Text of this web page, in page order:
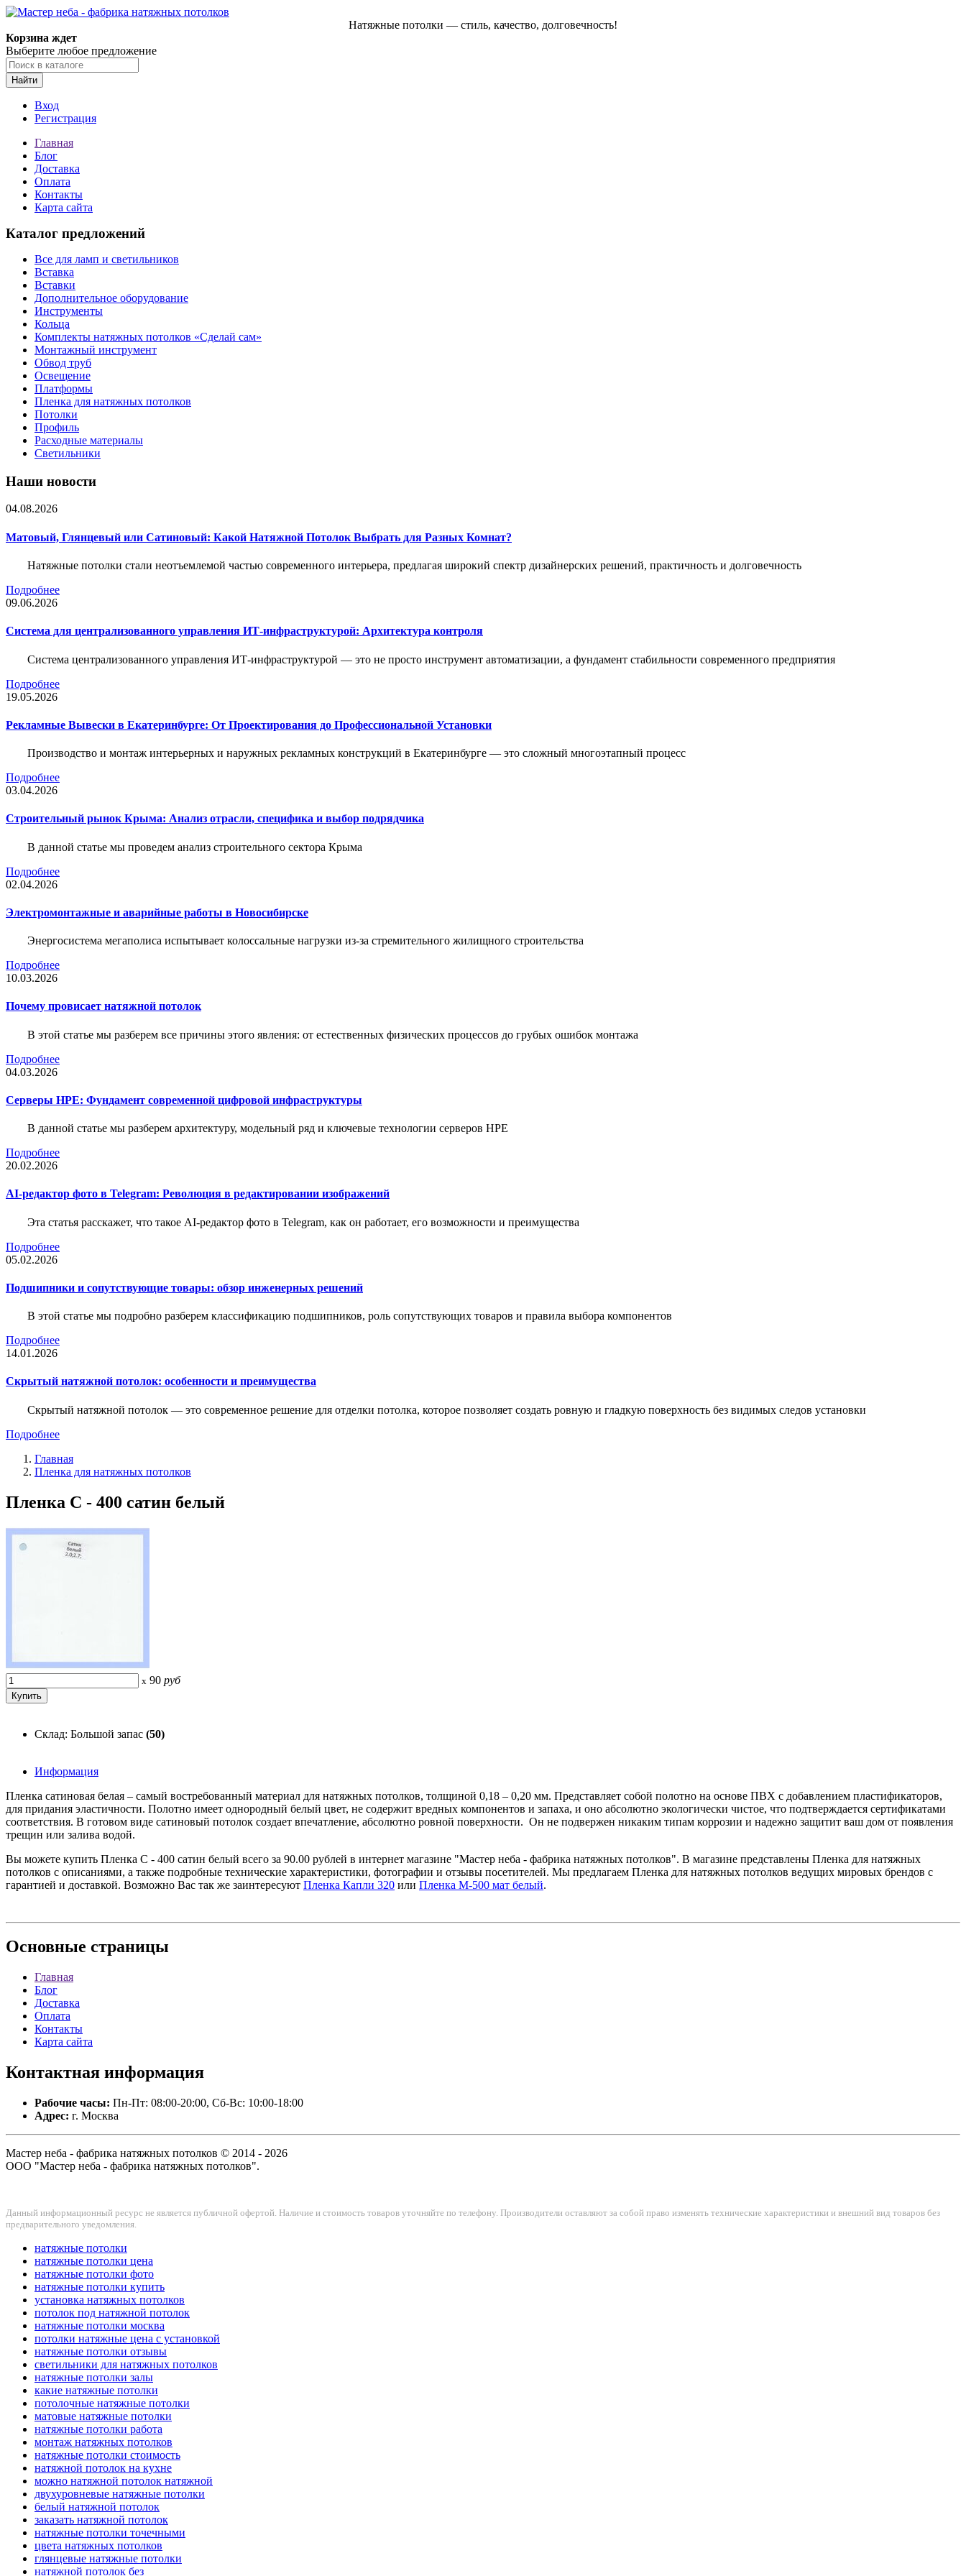
Натяжные потолки — стиль, качество, долговечность!
Корзина ждет
Выберите любое предложение
Найти
Вход
Регистрация
Главная
Блог
Доставка
Оплата
Контакты
Карта сайта
Каталог предложений
Все для ламп и светильников
Вставка
Вставки
Дополнительное оборудование
Инструменты
Кольца
Комплекты натяжных потолков «Сделай сам»
Монтажный инструмент
Обвод труб
Освещение
Платформы
Пленка для натяжных потолков
Потолки
Профиль
Расходные материалы
Светильники
Наши новости
04.08.2026
Матовый, Глянцевый или Сатиновый: Какой Натяжной Потолок Выбрать для Разных Комнат?
Натяжные потолки стали неотъемлемой частью современного интерьера, предлагая широкий спектр дизайнерских решений, практичность и долговечность
Подробнее
09.06.2026
Система для централизованного управления ИТ-инфраструктурой: Архитектура контроля
Система централизованного управления ИТ-инфраструктурой — это не просто инструмент автоматизации, а фундамент стабильности современного предприятия
Подробнее
19.05.2026
Рекламные Вывески в Екатеринбурге: От Проектирования до Профессиональной Установки
Производство и монтаж интерьерных и наружных рекламных конструкций в Екатеринбурге — это сложный многоэтапный процесс
Подробнее
03.04.2026
Строительный рынок Крыма: Анализ отрасли, специфика и выбор подрядчика
В данной статье мы проведем анализ строительного сектора Крыма
Подробнее
02.04.2026
Электромонтажные и аварийные работы в Новосибирске
Энергосистема мегаполиса испытывает колоссальные нагрузки из-за стремительного жилищного строительства
Подробнее
10.03.2026
Почему провисает натяжной потолок
В этой статье мы разберем все причины этого явления: от естественных физических процессов до грубых ошибок монтажа
Подробнее
04.03.2026
Серверы HPE: Фундамент современной цифровой инфраструктуры
В данной статье мы разберем архитектуру, модельный ряд и ключевые технологии серверов HPE
Подробнее
20.02.2026
AI-редактор фото в Telegram: Революция в редактировании изображений
Эта статья расскажет, что такое AI-редактор фото в Telegram, как он работает, его возможности и преимущества
Подробнее
05.02.2026
Подшипники и сопутствующие товары: обзор инженерных решений
В этой статье мы подробно разберем классификацию подшипников, роль сопутствующих товаров и правила выбора компонентов
Подробнее
14.01.2026
Скрытый натяжной потолок: особенности и преимущества
Скрытый натяжной потолок — это современное решение для отделки потолка, которое позволяет создать ровную и гладкую поверхность без видимых следов установки
Подробнее
Главная
Пленка для натяжных потолков
Пленка С - 400 сатин белый
x 90 руб
Склад: Большой запас (50)
Информация
Пленка сатиновая белая – самый востребованный материал для натяжных потолков, толщиной 0,18 – 0,20 мм. Представляет собой полотно на основе ПВХ с добавлением пластификаторов,
для придания эластичности. Полотно имеет однородный белый цвет, не содержит вредных компонентов и запаха, и оно абсолютно экологически чистое, что подтверждается сертификатами
соответствия. В готовом виде сатиновый потолок создает впечатление, абсолютно ровной поверхности. Он не подвержен никаким типам коррозии и надежно защитит ваш дом от появления
трещин или залива водой.
Вы можете купить Пленка С - 400 сатин белый всего за 90.00 рублей в интернет магазине "Мастер неба - фабрика натяжных потолков". В магазине представлены Пленка для натяжных
потолков с описаниями, а также подробные технические характеристики, фотографии и отзывы посетителей. Мы предлагаем Пленка для натяжных потолков ведущих мировых брендов с
гарантией и доставкой. Возможно Вас так же заинтересуют Пленка Капли 320 или Пленка М-500 мат белый.
Основные страницы
Главная
Блог
Доставка
Оплата
Контакты
Карта сайта
Контактная информация
Рабочие часы: Пн-Пт: 08:00-20:00, Сб-Вс: 10:00-18:00
Адрес: г. Москва
Мастер неба - фабрика натяжных потолков © 2014 - 2026
ООО "Мастер неба - фабрика натяжных потолков".
Данный информационный ресурс не является публичной офертой. Наличие и стоимость товаров уточняйте по телефону. Производители оставляют за собой право изменять технические характеристики и внешний вид товаров без
предварительного уведомления.
натяжные потолки
натяжные потолки цена
натяжные потолки фото
натяжные потолки купить
установка натяжных потолков
потолок под натяжной потолок
натяжные потолки москва
потолки натяжные цена с установкой
натяжные потолки отзывы
светильники для натяжных потолков
натяжные потолки залы
какие натяжные потолки
потолочные натяжные потолки
матовые натяжные потолки
натяжные потолки работа
монтаж натяжных потолков
натяжные потолки стоимость
натяжной потолок на кухне
можно натяжной потолок натяжной
двухуровневые натяжные потолки
белый натяжной потолок
заказать натяжной потолок
натяжные потолки точечными
цвета натяжных потолков
глянцевые натяжные потолки
натяжной потолок без